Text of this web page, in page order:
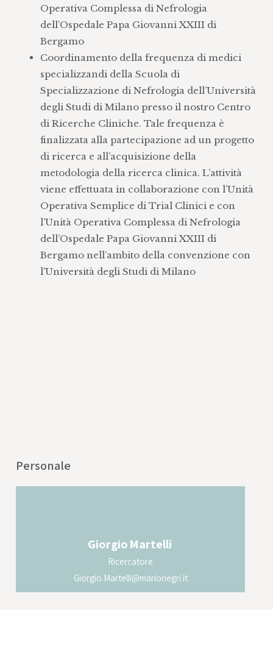
Operativa Complessa di Nefrologia
dell’Ospedale Papa Giovanni XXIII di
Bergamo
Coordinamento della frequenza di medici
specializzandi della Scuola di
Specializzazione di Nefrologia dell’Università
degli Studi di Milano presso il nostro Centro
di Ricerche Cliniche. Tale frequenza è
finalizzata alla partecipazione ad un progetto
di ricerca e all’acquisizione della
metodologia della ricerca clinica. L’attività
viene effettuata in collaborazione con l’Unità
Operativa Semplice di Trial Clinici e con
l’Unità Operativa Complessa di Nefrologia
dell’Ospedale Papa Giovanni XXIII di
Bergamo nell’ambito della convenzione con
l’Università degli Studi di Milano
Personale
GiorgioMartelli
Ricercatore
Giorgio.Martelli@marionegri.it